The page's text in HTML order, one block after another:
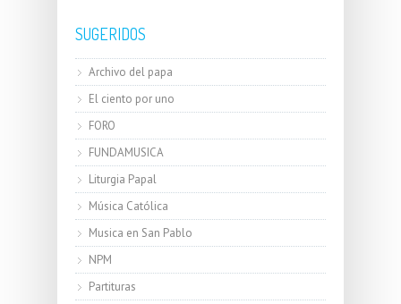
SUGERIDOS
Archivo del papa
El ciento por uno
FORO
FUNDAMUSICA
Liturgia Papal
Música Católica
Musica en San Pablo
NPM
Partituras